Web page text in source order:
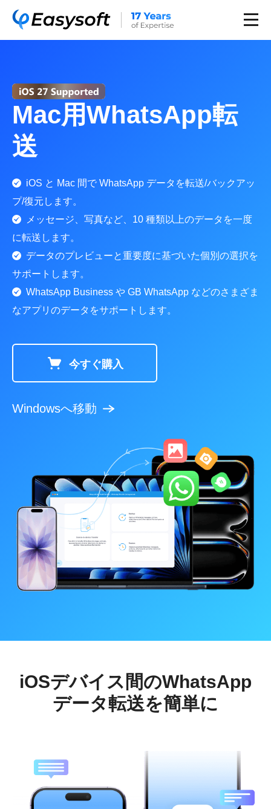
Mac用WhatsApp転
送
iOS と Mac 間で WhatsApp データを転送/バックアッ
プ/復元します。
メッセージ、写真など、10 種類以上のデータを一度
に転送します。
データのプレビューと重要度に基づいた個別の選択を
サポートします。
WhatsApp Business や GB WhatsApp などのさまざま
なアプリのデータをサポートします。
今すぐ購入
Windowsへ移動
iOSデバイス間のWhatsApp
データ転送を簡単に